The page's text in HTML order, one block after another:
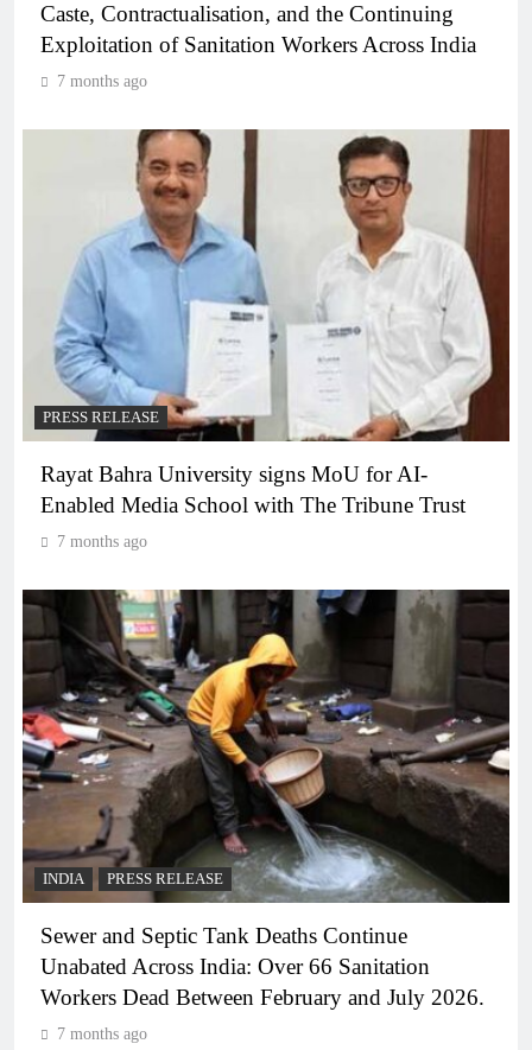
Caste, Contractualisation, and the Continuing
Exploitation of Sanitation Workers Across India
7 months ago
PRESS RELEASE
Rayat Bahra University signs MoU for AI-
Enabled Media School with The Tribune Trust
7 months ago
INDIA PRESS RELEASE
Sewer and Septic Tank Deaths Continue
Unabated Across India: Over 66 Sanitation
Workers Dead Between February and July 2026.
7 months ago